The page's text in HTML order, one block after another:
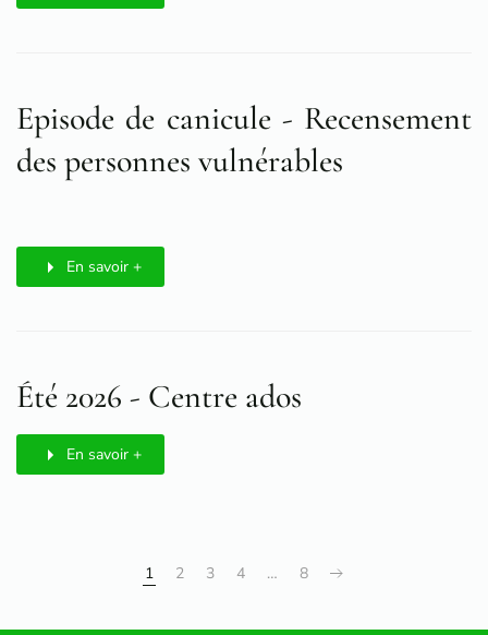
Episode de canicule - Recensement
des personnes vulnérables
En savoir +
Été 2026 - Centre ados
En savoir +
1 2 3 4 … 8